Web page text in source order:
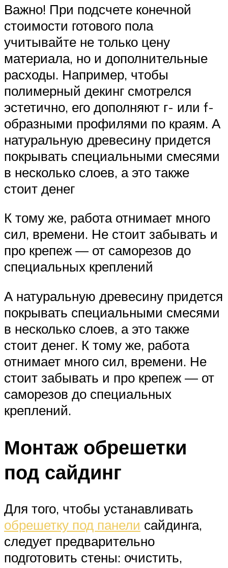
Важно! При подсчете конечной
стоимости готового пола
учитывайте не только цену
материала, но и дополнительные
расходы. Например, чтобы
полимерный декинг смотрелся
эстетично, его дополняют г- или f-
образными профилями по краям. А
натуральную древесину придется
покрывать специальными смесями
в несколько слоев, а это также
стоит денег
К тому же, работа отнимает много
сил, времени. Не стоит забывать и
про крепеж — от саморезов до
специальных креплений
А натуральную древесину придется
покрывать специальными смесями
в несколько слоев, а это также
стоит денег. К тому же, работа
отнимает много сил, времени. Не
стоит забывать и про крепеж — от
саморезов до специальных
креплений.
Монтаж обрешетки
под сайдинг
Для того, чтобы устанавливать
обрешетку под панели сайдинга,
следует предварительно
подготовить стены: очистить,